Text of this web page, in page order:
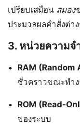
เปรียบเสมือน สมอง
ประมวลผลคำสั่งต่า
3. หน่วยความจ
RAM (Random
ชั่วคราวขณะทำ
ROM (Read-
ของระบบ